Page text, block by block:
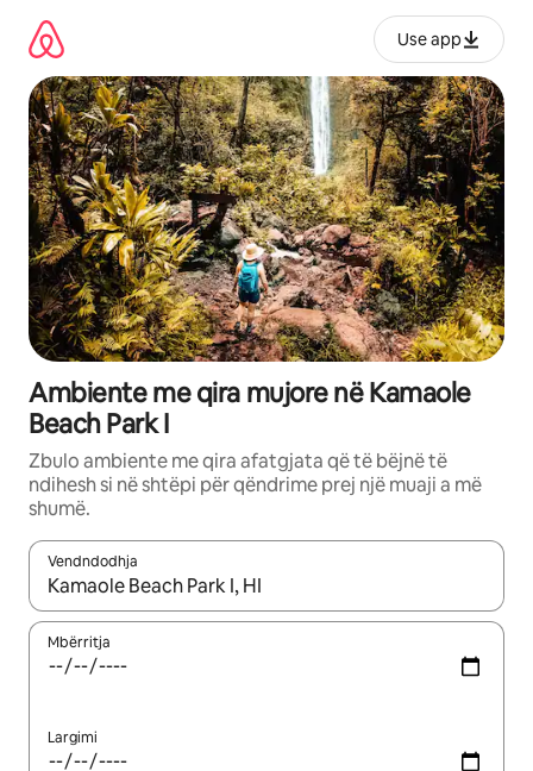
përmbajtja
Use app
Ambiente me qira mujore në Kamaole
Beach Park I
Zbulo ambiente me qira afatgjata që të bëjnë të
ndihesh si në shtëpi për qëndrime prej një muaji a më
shumë.
Vendndodhja
Kur rezultatet të jenë të disponueshme, lëviz me butonat e
Mbërritja
Largimi